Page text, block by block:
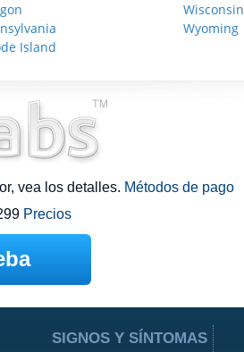
Island
Wisconsin
Wyoming
vea los detalles. Métodos de pago
Precios
SIGNOS Y SÍNTOMAS